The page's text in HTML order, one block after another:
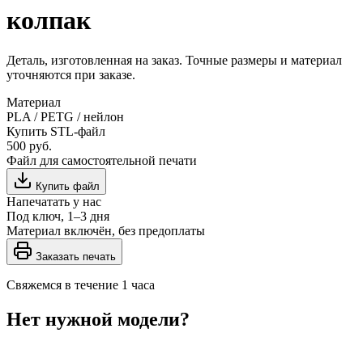
колпак
Деталь, изготовленная на заказ. Точные размеры и материал
уточняются при заказе.
Материал
PLA / PETG / нейлон
Купить STL-файл
500 руб.
Файл для самостоятельной печати
Купить файл
Напечатать у нас
Под ключ, 1–3 дня
Материал включён, без предоплаты
Заказать печать
Свяжемся в течение 1 часа
Нет нужной модели?